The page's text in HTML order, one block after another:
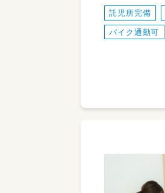
託児所完備
バイク通勤可